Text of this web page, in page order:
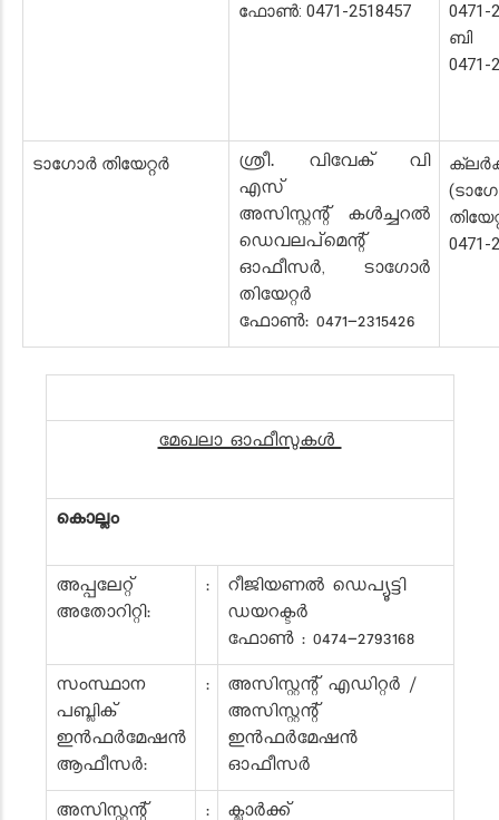
ഫോൺ: 0471-2518457
0471-
ബി
0471-
ടാഗോർ തിയേറ്റർ
ശ്രീ. വിവേക് വി
എസ്
അസിസ്റ്റന്റ് കൾച്ചറൽ
ഡെവലപ്‌മെന്റ്
ഓഫീസർ, ടാഗോർ
തിയേറ്റർ
ഫോൺ: 0471-2315426
0471-
മേഖലാ ഓഫീസുകൾ
കൊല്ലം
അപ്പലേറ്റ്
അതോറിറ്റി:
:
റീജിയണൽ ഡെപ്യൂട്ടി
ഡയറക്ടർ
ഫോൺ : 0474-2793168
സംസ്ഥാന
പബ്ലിക്
ഇൻഫർമേഷൻ
ആഫീസർ:
:
അസിസ്റ്റന്റ് എഡിറ്റർ /
അസിസ്റ്റന്റ്
ഇൻഫർമേഷൻ
ഓഫീസർ
അസിസ്റ്റന്റ്
: ക്ലാർക്ക്